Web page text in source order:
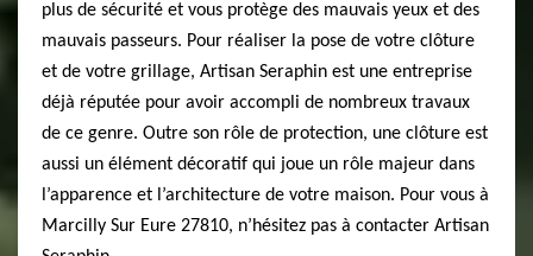
plus de sécurité et vous protège des mauvais yeux et des
mauvais passeurs. Pour réaliser la pose de votre clôture
et de votre grillage, Artisan Seraphin est une entreprise
déjà réputée pour avoir accompli de nombreux travaux
de ce genre. Outre son rôle de protection, une clôture est
aussi un élément décoratif qui joue un rôle majeur dans
l’apparence et l’architecture de votre maison. Pour vous à
Marcilly Sur Eure 27810, n’hésitez pas à contacter Artisan